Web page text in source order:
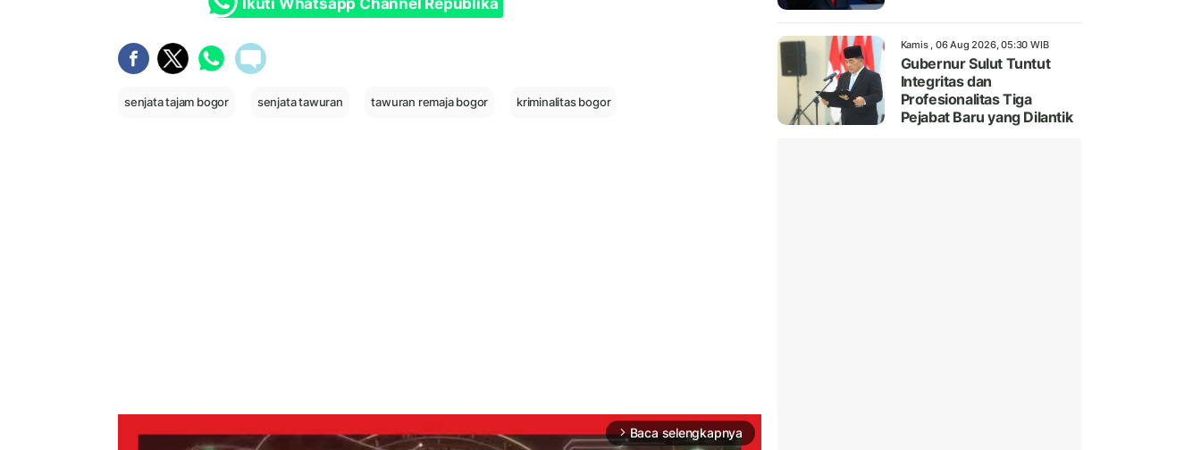
Ikuti Whatsapp Channel Republika
senjata tajam bogor senjata tawuran tawuran remaja bogor kriminalitas bogor
arrow_forward_ios Baca selengkapnya
Kamis , 06 Aug 2026, 05:30 WIB
Gubernur Sulut Tuntut
Integritas dan
Profesionalitas Tiga
Pejabat Baru yang Dilantik